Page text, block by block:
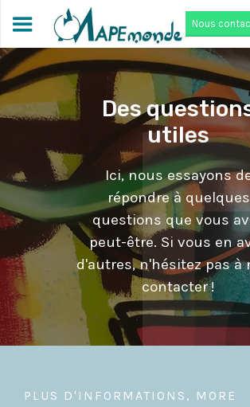
Nous
Des
utiles
Ici, nous essayons
répondre à quelques
questions que vous
peut-être. Si vous en
d'autres, n'hésitez pas à
contacter !
PLUS D'INFORMATIONS, MORE